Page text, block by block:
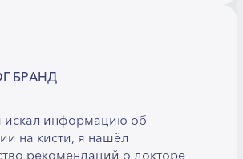
БРАНД
искал информацию об
на кисти, я нашёл